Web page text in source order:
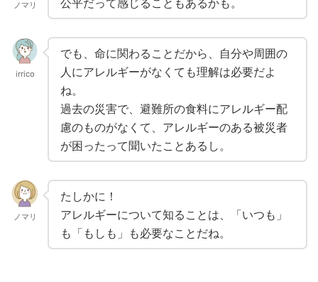
ノマリ
公平だって感じることもあるかも。
irrico
でも、命に関わることだから、自分や周囲の
人にアレルギーがなくても理解は必要だよ
ね。
過去の災害で、避難所の食料にアレルギー配
慮のものがなくて、アレルギーのある被災者
が困ったって聞いたことあるし。
ノマリ
たしかに！
アレルギーについて知ることは、「いつも」
も「もしも」も必要なことだね。